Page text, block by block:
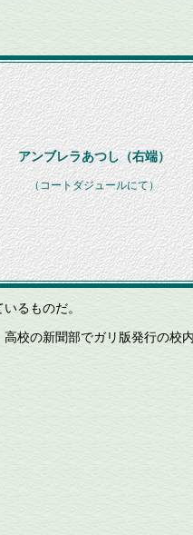
アンブレラあつし（右端）
（コートダジュールにて）
るものだ。
校の新聞部でガリ版発行の校